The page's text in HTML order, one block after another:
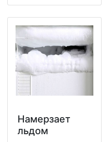
Намерзает
льдом